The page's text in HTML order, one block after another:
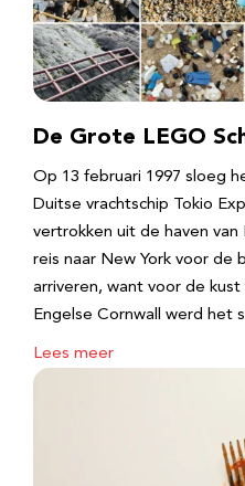
De Grote LEGO
Op 13 februari 1997 sloeg
Duitse vrachtschip Tokio
vertrokken uit de haven
reis naar New York voor de
arriveren, want voor de kust
Engelse Cornwall werd het
Lees meer